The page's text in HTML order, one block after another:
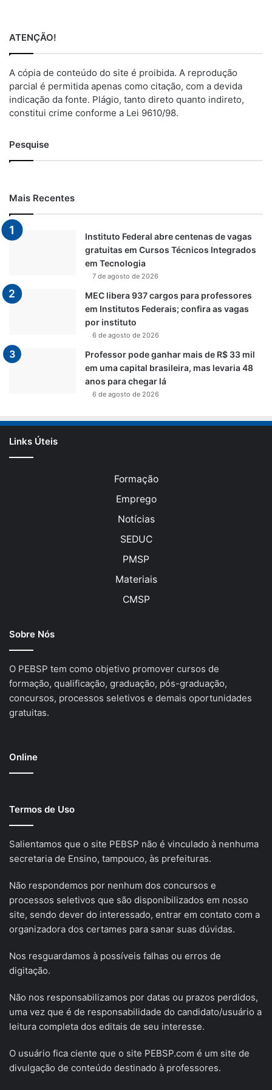
ATENÇÃO!
A cópia de conteúdo do site é proibida. A reprodução
parcial é permitida apenas como citação, com a devida
indicação da fonte. Plágio, tanto direto quanto indireto,
constitui crime conforme a Lei 9610/98.
Pesquise
Mais Recentes
Instituto Federal abre centenas de vagas
gratuitas em Cursos Técnicos Integrados
em Tecnologia
7 de agosto de 2026
MEC libera 937 cargos para professores
em Institutos Federais; confira as vagas
por instituto
6 de agosto de 2026
Professor pode ganhar mais de R$ 33 mil
em uma capital brasileira, mas levaria 48
anos para chegar lá
6 de agosto de 2026
Links Úteis
Formação
Emprego
Notícias
SEDUC
PMSP
Materiais
CMSP
Sobre Nós
O PEBSP tem como objetivo promover cursos de
formação, qualificação, graduação, pós-graduação,
concursos, processos seletivos e demais oportunidades
gratuitas.
Online
Termos de Uso
Salientamos que o site PEBSP não é vinculado à nenhuma
secretaria de Ensino, tampouco, às prefeituras.
Não respondemos por nenhum dos concursos e
processos seletivos que são disponibilizados em nosso
site, sendo dever do interessado, entrar em contato com a
organizadora dos certames para sanar suas dúvidas.
Nos resguardamos à possíveis falhas ou erros de
digitação.
Não nos responsabilizamos por datas ou prazos perdidos,
uma vez que é de responsabilidade do candidato/usuário a
leitura completa dos editais de seu interesse.
O usuário fica ciente que o site PEBSP.com é um site de
divulgação de conteúdo destinado à professores.